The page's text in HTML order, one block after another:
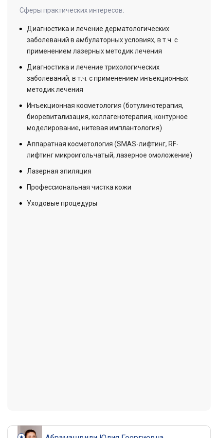
Сферы практических интересов:
Диагностика и лечение дерматологических
заболеваний в амбулаторных условиях, в т.ч. с
применением лазерных методик лечения
Диагностика и лечение трихологических
заболеваний, в т.ч. с применением инъекционных
методик лечения
Инъекционная косметология (ботулинотерапия,
биоревитализация, коллагенотерапия, контурное
моделирование, нитевая имплантология)
Аппаратная косметология (SMAS-лифтинг, RF-
лифтинг микроигольчатый, лазерное омоложение)
Лазерная эпиляция
Профессиональная чистка кожи
Уходовые процедуры